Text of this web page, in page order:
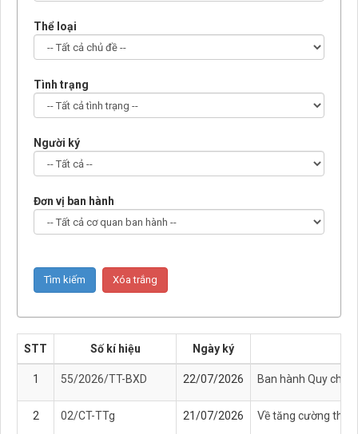
Thể loại
Tình trạng
Người ký
Đơn vị ban hành
STT Số kí hiệu Ngày ký
1 55/2026/TT-BXD 22/07/2026 Ban hành Quy
2 02/CT-TTg 21/07/2026 Về tăng cường